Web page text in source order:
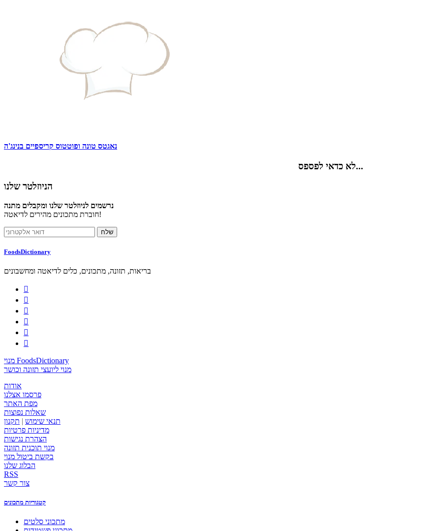
נאגטס טונה ופוטטוס קריספיים בנינג'ה
לא כדאי לפספס...
הניוזלטר שלנו
נרשמים לניוזלטר שלנו ומקבלים מתנה
חוברת מתכונים מהירים לדיאטה!
FoodsDictionary
בריאות, תזונה, מתכונים, כלים לדיאטה ומחשבונים






מנוי FoodsDictionary
מנוי ליועצי תזונה וכושר
אודות
פרסמו אצלנו
מפת האתר
שאלות נפוצות
תנאי שימוש | תקנון
מדיניות פרטיות
הצהרת נגישות
מנוי תוכנית תזונה
בקשת ביטול מנוי
הבלוג שלנו
RSS
צור קשר
קטגוריות מתכונים
מתכוני סלטים